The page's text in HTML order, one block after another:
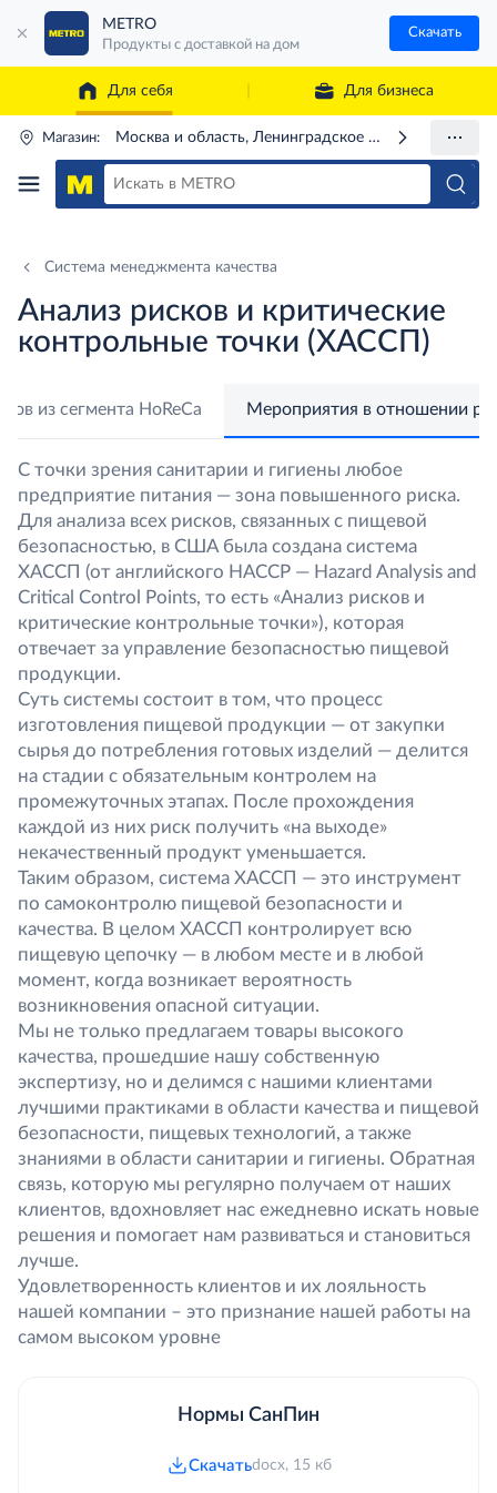
METRO
Продукты с доставкой на дом
Скачать
Для себя Для бизнеса
Магазин: Москва и область, Ленинградское ш., 71Г
Система менеджмента качества
Анализ рисков и критические
контрольные точки (ХАССП)
из сегмента HoReCa Мероприятия в отношении
C точки зрения санитарии и гигиены любое
предприятие питания — зона повышенного риска.
Для анализа всех рисков, связанных с пищевой
безопасностью, в США была создана система
ХАССП (от английского НАССР — Hazard Analysis and
Critical Control Points, то есть «Анализ рисков и
критические контрольные точки»), которая
отвечает за управление безопасностью пищевой
продукции.
Суть системы состоит в том, что процесс
изготовления пищевой продукции — от закупки
сырья до потребления готовых изделий — делится
на стадии с обязательным контролем на
промежуточных этапах. После прохождения
каждой из них риск получить «на выходе»
некачественный продукт уменьшается.
Таким образом, система ХАССП — это инструмент
по самоконтролю пищевой безопасности и
качества. В целом ХАССП контролирует всю
пищевую цепочку — в любом месте и в любой
момент, когда возникает вероятность
возникновения опасной ситуации.
Мы не только предлагаем товары высокого
качества, прошедшие нашу собственную
экспертизу, но и делимся с нашими клиентами
лучшими практиками в области качества и пищевой
безопасности, пищевых технологий, а также
знаниями в области санитарии и гигиены. Обратная
связь, которую мы регулярно получаем от наших
клиентов, вдохновляет нас ежедневно искать новые
решения и помогает нам развиваться и становиться
лучше.
Удовлетворенность клиентов и их лояльность
нашей компании – это признание нашей работы на
самом высоком уровне
Нормы СанПин
Скачатьdocx, 15 кб